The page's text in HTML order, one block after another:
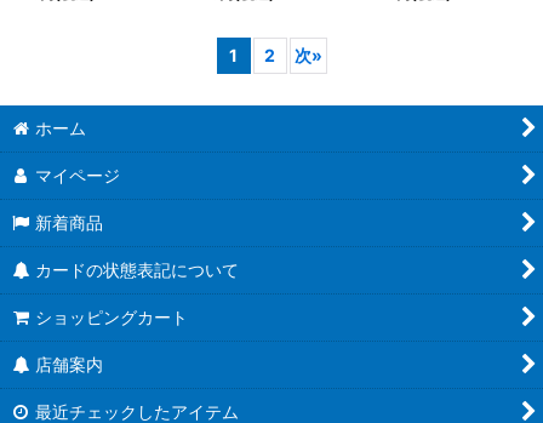
1 2 次»
ホーム
マイページ
新着商品
カードの状態表記について
ショッピングカート
店舗案内
最近チェックしたアイテム